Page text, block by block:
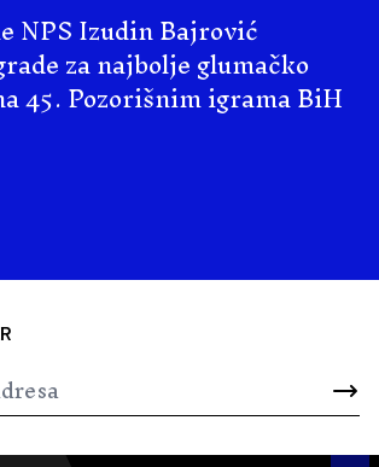
NPS Izudin Bajrović
za najbolje glumačko
45. Pozorišnim igrama BiH